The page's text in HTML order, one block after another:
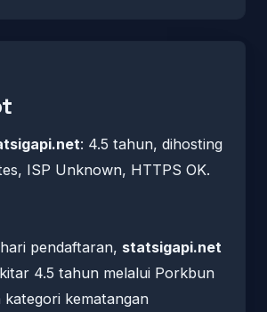
: 4.5 tahun, dihosting
ISP Unknown, HTTPS OK.
pendaftaran, statsigapi.net
4.5 tahun melalui Porkbun
kematangan